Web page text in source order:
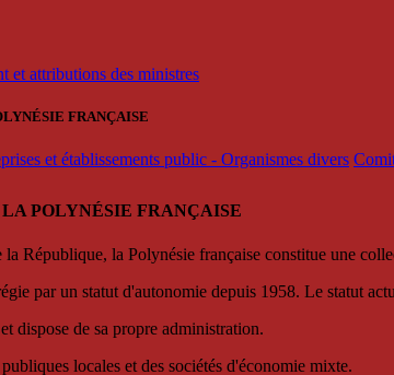
et attributions des ministres
FRANÇAISE
et établissements public - Organismes divers
POLYNÉSIE FRANÇAISE
la République, la Polynésie française constitue une
par un statut d'autonomie depuis 1958. Le statut
dispose de sa propre administration.
locales et des sociétés d'économie mixte.